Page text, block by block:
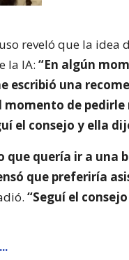
reveló que la idea
la IA: “En algún
escribió una
momento de
el consejo y ella
que quería ir a una
que preferiría
“Seguí el